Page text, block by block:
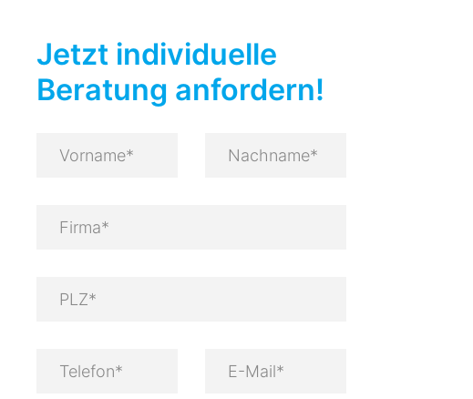
Jetzt individuelle
Beratung anfordern!